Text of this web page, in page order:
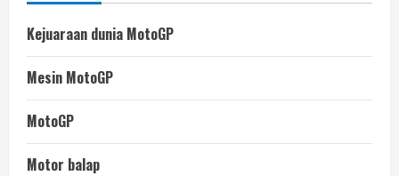
Kejuaraan dunia MotoGP
Mesin MotoGP
MotoGP
Motor balap